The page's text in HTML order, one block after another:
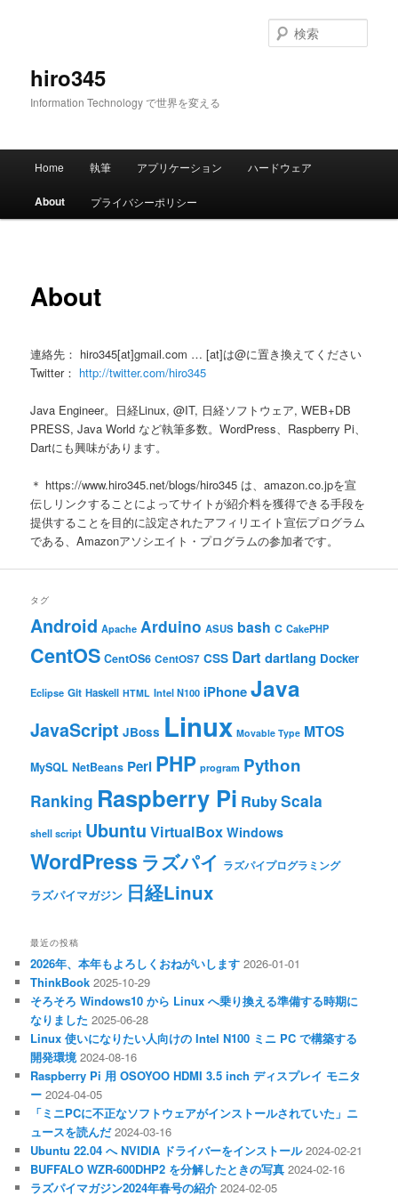
hiro345
Information Technology で世界を変える
索
メ
Home 執筆 アプリケーション ハードウェア
About プライバシーポリシー
About
連絡先： hiro345[at]gmail.com … [at]は@に置き換えてください
Twitter： http://twitter.com/hiro345
Java Engineer。日経Linux, @IT, 日経ソフトウェア, WEB+DB
PRESS, Java World など執筆多数。WordPress、Raspberry Pi、
Dartにも興味があります。
＊ https://www.hiro345.net/blogs/hiro345 は、amazon.co.jpを宣
伝しリンクすることによってサイトが紹介料を獲得できる手段を
提供することを目的に設定されたアフィリエイト宣伝プログラム
である、Amazonアソシエイト・プログラムの参加者です。
タグ
Android Apache Arduino ASUS bash C CakePHP
CentOS CentOS6 CentOS7 CSS Dart dartlang Docker
Eclipse Git Haskell HTML Intel N100 iPhoneJava
JavaScript JBoss Linux Movable Type MTOS
MySQL NetBeans Perl PHP program Python
Ranking Raspberry Pi RubyScala
shell script Ubuntu VirtualBox Windows
WordPress ラズパイ ラズパイプログラミング
ラズパイマガジン 日経Linux
最近の投稿
2026年、本年もよろしくおねがいします 2026-01-01
ThinkBook 2025-10-29
そろそろ Windows10 から Linux へ乗り換える準備する時期に
なりました 2025-06-28
Linux 使いになりたい人向けの Intel N100 ミニ PC で構築する
開発環境 2024-08-16
Raspberry Pi 用 OSOYOO HDMI 3.5 inch ディスプレイ モニタ
ー 2024-04-05
「ミニPCに不正なソフトウェアがインストールされていた」ニ
ュースを読んだ 2024-03-16
Ubuntu 22.04 へ NVIDIA ドライバーをインストール 2024-02-21
BUFFALO WZR-600DHP2 を分解したときの写真 2024-02-16
ラズパイマガジン2024年春号の紹介 2024-02-05